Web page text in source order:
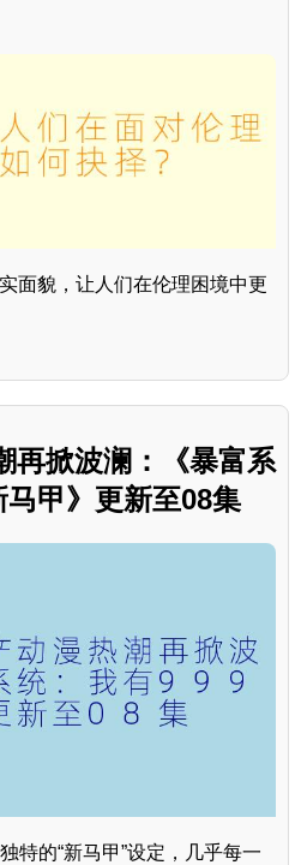
面貌，让人们在伦理困境中更
再掀波澜：《暴富系
甲》更新至08集
特的“新马甲”设定，几乎每一